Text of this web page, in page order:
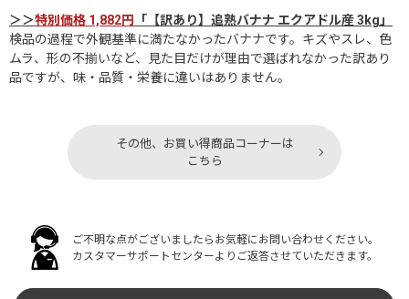
＞＞特別価格 1,882円
「【訳あり】追熟バナナ エクアドル産 3kg」
検品の過程で外観基準に満たなかったバナナです。キズやスレ、色
ムラ、形の不揃いなど、見た目だけが理由で選ばれなかった訳あり
品ですが、味・品質・栄養に違いはありません。
その他、お買い得商品コーナーは
こちら
ご不明な点がございましたらお気軽にお問い合わせください。
カスタマーサポートセンターよりご返答させていただきます。